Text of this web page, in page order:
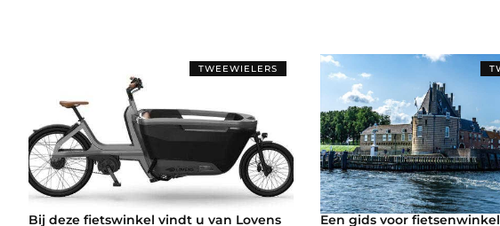
TWEEWIELERS
Bij deze fietswinkel vindt u van Lovens Een gids voor